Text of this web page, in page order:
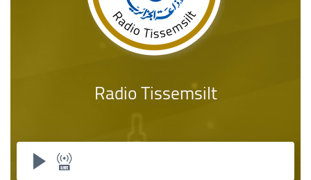
Radio Tissemsilt